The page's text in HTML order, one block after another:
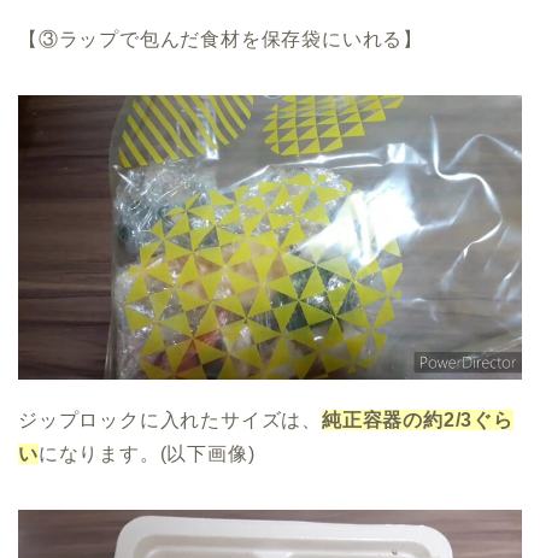
【③ラップで包んだ食材を保存袋にいれる】
ジップロックに入れたサイズは、 純正容器の約2/3ぐら
いになります。(以下画像)